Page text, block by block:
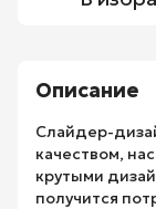
Описание
Слайдер-
качеством,
крутыми
получится